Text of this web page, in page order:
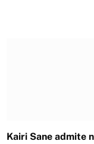
Kairi Sane admite